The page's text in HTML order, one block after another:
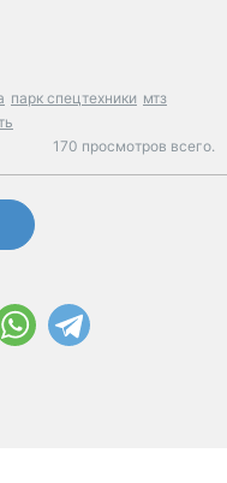
парк спецтехники мтз
170 просмотров всего.